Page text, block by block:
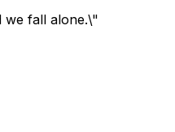
we fall alone.\"